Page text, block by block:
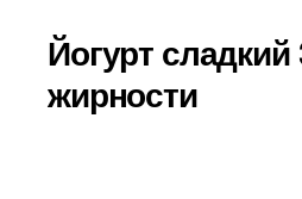
Йогурт сладкий
жирности